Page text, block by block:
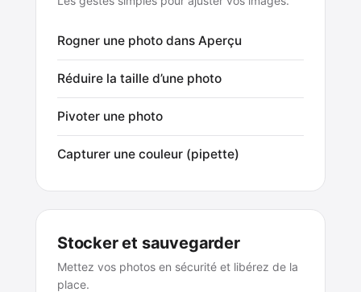
Rogner une photo dans Aperçu
Réduire la taille d’une photo
Pivoter une photo
Capturer une couleur (pipette)
Stocker et sauvegarder
Mettez vos photos en sécurité et libérez de la
place.